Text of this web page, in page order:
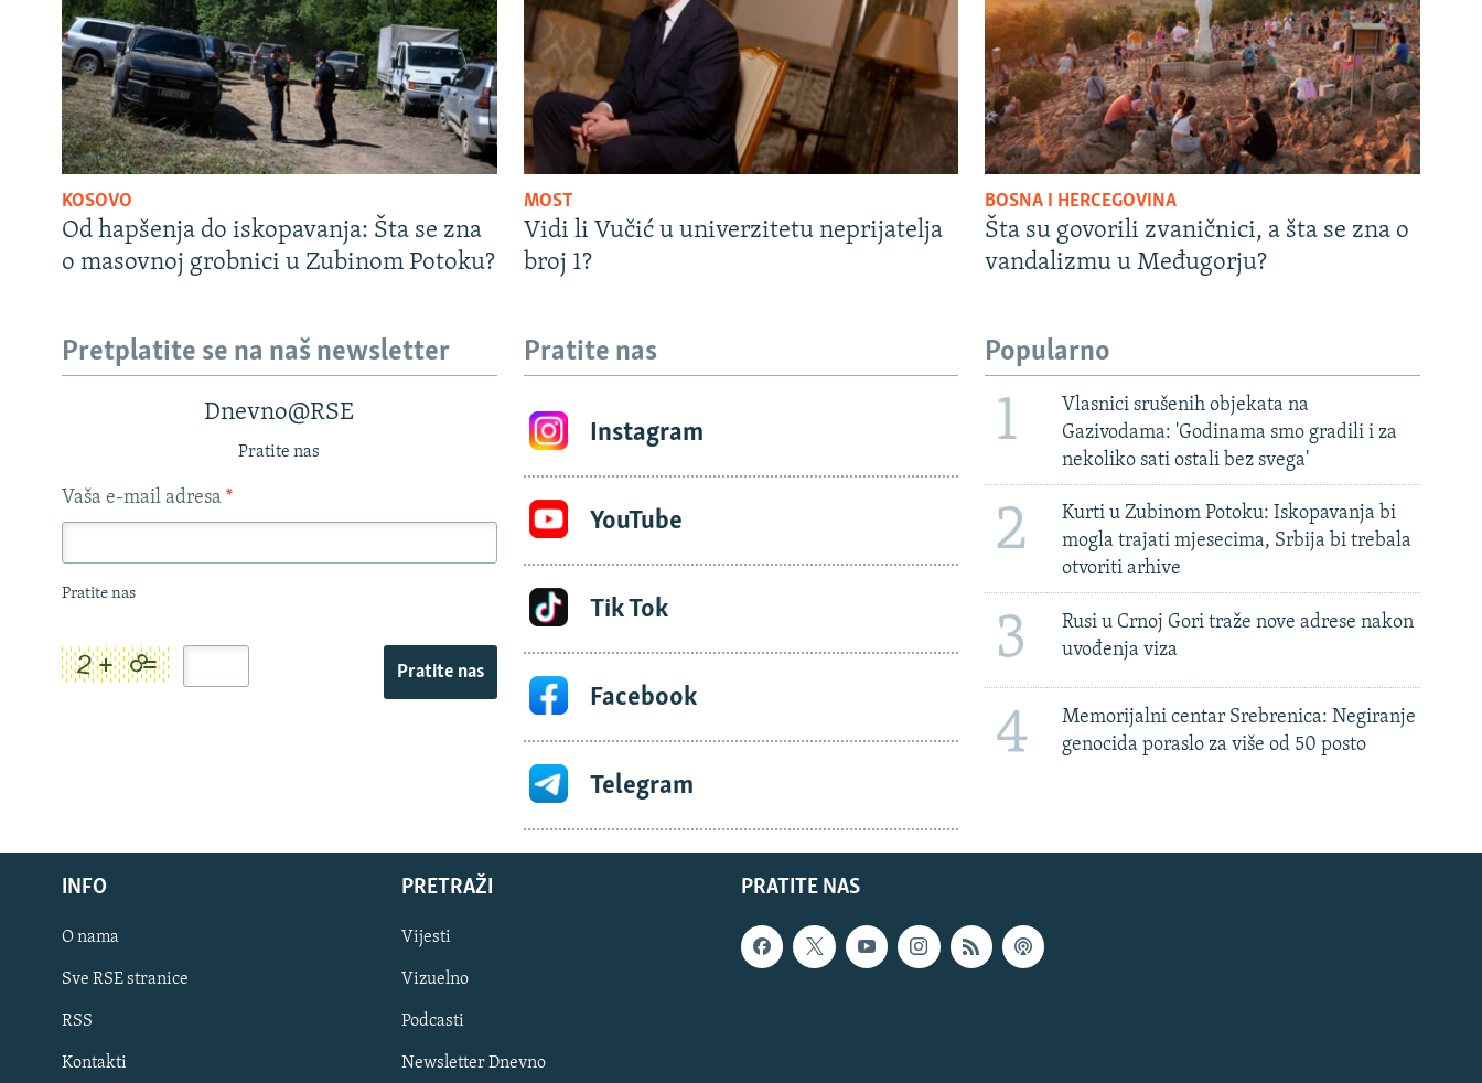
KOSOVO
Od hapšenja do iskopavanja: Šta se zna
o masovnoj grobnici u Zubinom Potoku?
MOST
Vidi li Vučić u univerzitetu neprijatelja
broj 1?
BOSNA I HERCEGOVINA
Šta su govorili zvaničnici, a šta se zna o
vandalizmu u Međugorju?
Pretplatite se na naš newsletter
Dnevno@RSE
Pratite nas
Vaša e-mail adresa *
Pratite nas
Pratite nas
Pratite nas
Instagram
YouTube
Tik Tok
Facebook
Telegram
Popularno
1
Vlasnici srušenih objekata na
Gazivodama: 'Godinama smo gradili i za
nekoliko sati ostali bez svega'
2
Kurti u Zubinom Potoku: Iskopavanja bi
mogla trajati mjesecima, Srbija bi trebala
otvoriti arhive
3
Rusi u Crnoj Gori traže nove adrese nakon
uvođenja viza
4
Memorijalni centar Srebrenica: Negiranje
genocida poraslo za više od 50 posto
PRATITE NAS
INFO
O nama
Sve RSE stranice
RSS
Kontakti
PRETRAŽI
Vijesti
Vizuelno
Podcasti
Newsletter Dnevno